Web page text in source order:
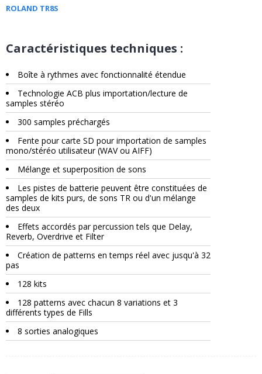
ROLAND TR8S
Caractéristiques techniques :
Boîte à rythmes avec fonctionnalité étendue
Technologie ACB plus importation/lecture de
samples stéréo
300 samples préchargés
Fente pour carte SD pour importation de samples
mono/stéréo utilisateur (WAV ou AIFF)
Mélange et superposition de sons
Les pistes de batterie peuvent être constituées de
samples de kits purs, de sons TR ou d'un mélange
des deux
Effets accordés par percussion tels que Delay,
Reverb, Overdrive et Filter
Création de patterns en temps réel avec jusqu'à 32
pas
128 kits
128 patterns avec chacun 8 variations et 3
différents types de Fills
8 sorties analogiques